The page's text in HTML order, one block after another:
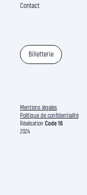
Contact
Billetterie
Mentions légales
Politique de confidentialité
Réalisation Code 16
2024